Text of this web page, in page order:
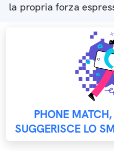
la propria forza
PHONE
SUGGERISCE LO